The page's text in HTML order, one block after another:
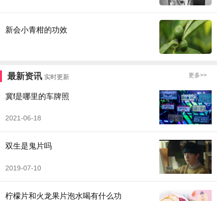
新会小青柑的功效
最新资讯 实时更新 更多>>
冀f是哪里的车牌照
2021-06-18
双生是鬼片吗
2019-07-10
柠檬片和火龙果片泡水喝有什么功